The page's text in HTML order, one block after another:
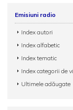
Emisiuni radio
Index autori
Index alfabetic
Index tematic
Index categorii de
Ultimele adăugate